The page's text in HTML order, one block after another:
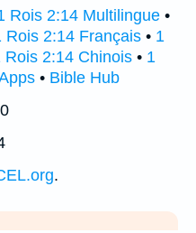
Rois 2:14 Multilingue •
Rois 2:14 Français • 1
Rois 2:14 Chinois • 1
• Bible Hub
.